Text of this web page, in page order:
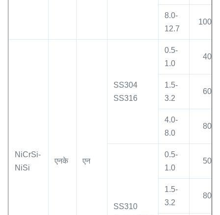
8.0-
12.7
1000
NiCrSi-
NiSi
एनके एन
SS304
SS316
0.5-
1.0
400
1.5-
3.2
600
4.0-
8.0
800
SS310
0.5-
1.0
500
1.5-
3.2
800